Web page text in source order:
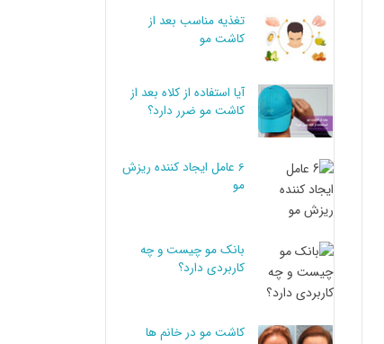
تغذیه مناسب بعد از
کاشت مو
آیا استفاده از کلاه بعد از
کاشت مو ضرر دارد؟
6 عامل ایجاد کننده ریزش
مو
بانک مو چیست و چه
کاربردی دارد؟
کاشت مو در خانم ها